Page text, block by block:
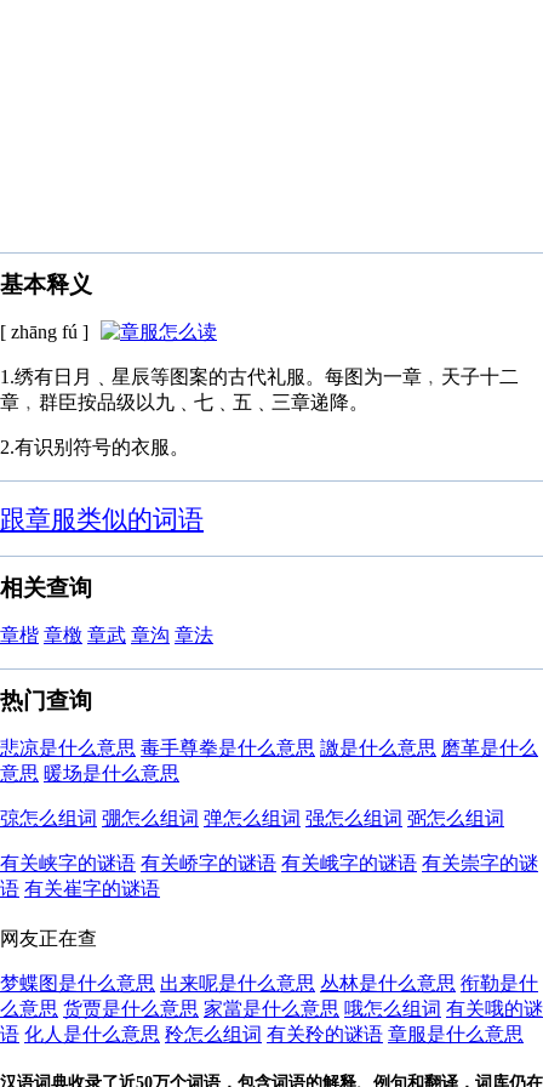
基本释义
[ zhāng fú ]
1.绣有日月﹑星辰等图案的古代礼服。每图为一章﹐天子十二
章﹐群臣按品级以九﹑七﹑五﹑三章递降。
2.有识别符号的衣服。
跟章服类似的词语
相关查询
章楷 章檄 章武 章沟 章法
热门查询
悲凉是什么意思 毒手尊拳是什么意思 譤是什么意思 磨革是什么
意思 暖场是什么意思
弶怎么组词 弸怎么组词 弹怎么组词 强怎么组词 弼怎么组词
有关峡字的谜语 有关峤字的谜语 有关峨字的谜语 有关崇字的谜
语 有关崔字的谜语
网友正在查
梦蝶图是什么意思 出来呢是什么意思 丛林是什么意思 衔勒是什
么意思 货贾是什么意思 家當是什么意思 哦怎么组词 有关哦的谜
语 化人是什么意思 矝怎么组词 有关矝的谜语 章服是什么意思
汉语词典收录了近50万个词语，包含词语的解释、例句和翻译，词库仍在